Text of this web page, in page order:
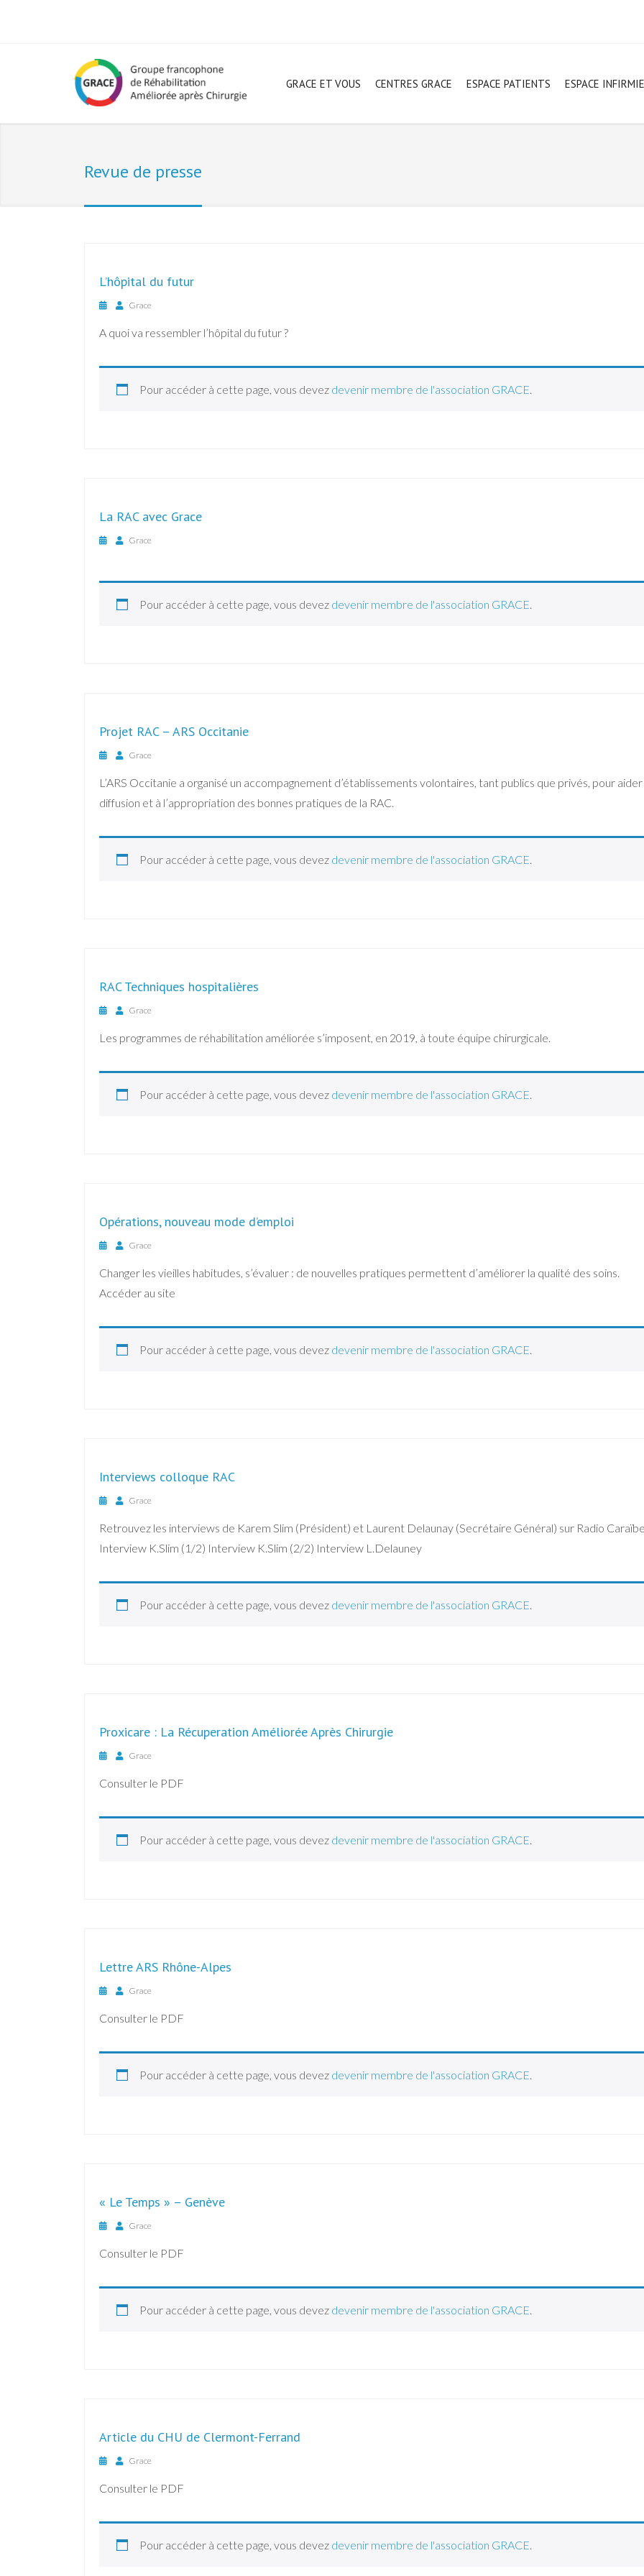
GRACE ET VOUS CENTRES GRACE ESPACE PATIENTS ESPACE
Revue de presse
L’hôpital du futur
Grace
A quoi va ressembler l’hôpital du futur ?
Pour accéder à cette page, vous devez devenir membre de l'association GRACE.
La RAC avec Grace
Grace
Pour accéder à cette page, vous devez devenir membre de l'association GRACE.
Projet RAC – ARS Occitanie
Grace
L’ARS Occitanie a organisé un accompagnement d’établissements volontaires, tant publics que privés, pour aider
diffusion et à l’appropriation des bonnes pratiques de la RAC.
Pour accéder à cette page, vous devez devenir membre de l'association GRACE.
RAC Techniques hospitalières
Grace
Les programmes de réhabilitation améliorée s’imposent, en 2019, à toute équipe chirurgicale.
Pour accéder à cette page, vous devez devenir membre de l'association GRACE.
Opérations, nouveau mode d’emploi
Grace
Changer les vieilles habitudes, s’évaluer : de nouvelles pratiques permettent d’améliorer la qualité des soins.
Accéder au site
Pour accéder à cette page, vous devez devenir membre de l'association GRACE.
Interviews colloque RAC
Grace
Retrouvez les interviews de Karem Slim (Président) et Laurent Delaunay (Secrétaire Général) sur Radio
Interview K.Slim (1/2) Interview K.Slim (2/2) Interview L.Delauney
Pour accéder à cette page, vous devez devenir membre de l'association GRACE.
Proxicare : La Récuperation Améliorée Après Chirurgie
Grace
Consulter le PDF
Pour accéder à cette page, vous devez devenir membre de l'association GRACE.
Lettre ARS Rhône-Alpes
Grace
Consulter le PDF
Pour accéder à cette page, vous devez devenir membre de l'association GRACE.
« Le Temps » – Genève
Grace
Consulter le PDF
Pour accéder à cette page, vous devez devenir membre de l'association GRACE.
Article du CHU de Clermont-Ferrand
Grace
Consulter le PDF
Pour accéder à cette page, vous devez devenir membre de l'association GRACE.